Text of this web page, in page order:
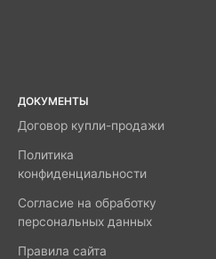
ДОКУМЕНТЫ
Договор купли-продажи
Политика
конфиденциальности
Согласие на обработку
персональных данных
Правила сайта